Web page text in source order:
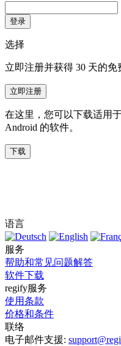
登录
选择
立即注册并获得 30 天的免
立即注册
在这里，您可以下载适用
Android 的软件。
下载
语言
服务
帮助和常见问题解答
软件下载
regify服务
使用条款
价格和条件
联络
电子邮件支援: